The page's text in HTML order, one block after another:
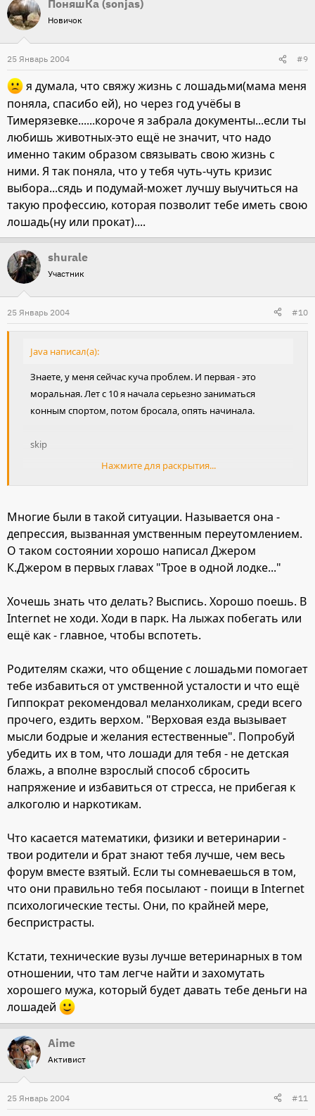
ПоняшКа (sonjas)
Новичок
25 Январь 2004 #9
я думала, что свяжу жизнь с лошадьми(мама меня
поняла, спасибо ей), но через год учёбы в
Тимерязевке......короче я забрала документы...если ты
любишь животных-это ещё не значит, что надо
именно таким образом связывать свою жизнь с
ними. Я так поняла, что у тебя чуть-чуть кризис
выбора...сядь и подумай-может лучшу выучиться на
такую профессию, которая позволит тебе иметь свою
лошадь(ну или прокат)....
shurale
Участник
25 Январь 2004 #10
Java написал(а):
Знаете, у меня сейчас куча проблем. И первая - это
моральная. Лет с 10 я начала серьезно заниматься
конным спортом, потом бросала, опять начинала.
skip
математика... Все смешалось в голове. Про ВЕ мне
старой конюшне, но в этом году я ушла оттуда,
Я думаю, что мне не нужна математика и физика, но я не
подходящую конюшню? Где найти время и деньги? Где
найти понимание семьи?
Вокруг меня одни проблемы, я готова все бросить.
Простите, что вываливаю все на вас, просто мне очень
тяжело сейчас. Может, кто был в такой ситуации. Как мне
справиться? Здесь много людей, которые уже
состоялись в этой жизни. Но я чувствую, что не вынесу,
Я понимаю, что это психологические проблемы, но я
всегда была веселой, активной, куча друзей. А без ВЕ я
погибаю, учиться не хочется, гулять не хочеться... Что со
мной твориться? Как решить свои проблемы?
Нажмите для раскрытия...
Многие были в такой ситуации. Называется она -
депрессия, вызванная умственным переутомлением.
О таком состоянии хорошо написал Джером
К.Джером в первых главах "Трое в одной лодке..."
Хочешь знать что делать? Выспись. Хорошо поешь. В
Internet не ходи. Ходи в парк. На лыжах побегать или
ещё как - главное, чтобы вспотеть.
Родителям скажи, что общение с лошадьми помогает
тебе избавиться от умственной усталости и что ещё
Гиппократ рекомендовал меланхоликам, среди всего
прочего, ездить верхом. "Верховая езда вызывает
мысли бодрые и желания естественные". Попробуй
убедить их в том, что лошади для тебя - не детская
блажь, а вполне взрослый способ сбросить
напряжение и избавиться от стресса, не прибегая к
алкоголю и наркотикам.
Что касается математики, физики и ветеринарии -
твои родители и брат знают тебя лучше, чем весь
форум вместе взятый. Если ты сомневаешься в том,
что они правильно тебя посылают - поищи в Internet
психологические тесты. Они, по крайней мере,
беспристрасты.
Кстати, технические вузы лучше ветеринарных в том
отношении, что там легче найти и захомутать
хорошего мужа, который будет давать тебе деньги на
лошадей
Aime
Активист
25 Январь 2004 #11